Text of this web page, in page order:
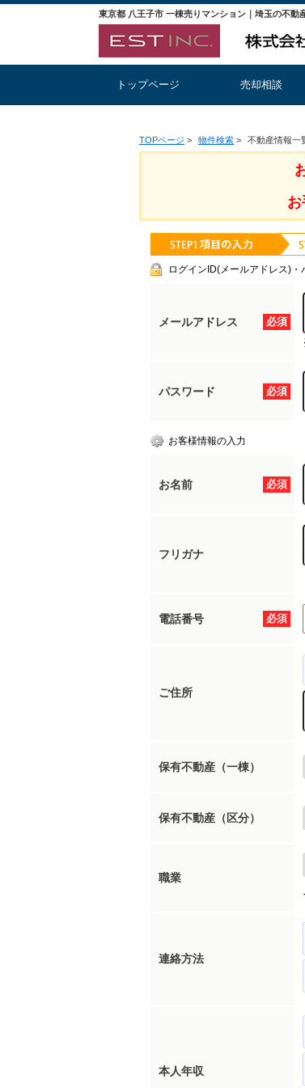
トップページ 売却相談
TOPページ > 物件検索 > 不動産情報一
お
ログインID(メールアドレス)・
必須
メールアドレス
必須
パスワード
お客様情報の入力
必須
お名前
フリガナ
必須
電話番号
ご住所
保有不動産（一棟）
保有不動産（区分）
職業
連絡方法
本人年収